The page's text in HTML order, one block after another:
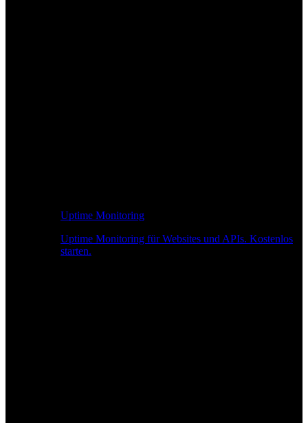
Uptime Monitoring
Uptime Monitoring für Websites und APIs. Kostenlos
starten.